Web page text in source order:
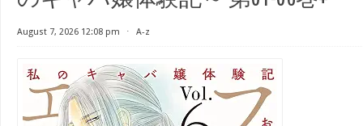
August 7, 2026 12:08 pm ⋅ A-z